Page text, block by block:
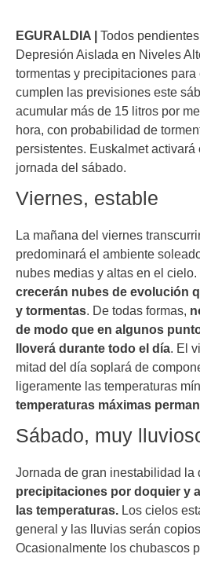
EGURALDIA | Todos
Depresión Aislada en Niveles
tormentas y precipitaciones
cumplen las previsiones este
acumular más de 15 litros por
hora, con probabilidad de
persistentes. Euskalmet
jornada del sábado.
Viernes, estable
La mañana del viernes
predominará el ambiente
nubes medias y altas en el cielo.
crecerán nubes de evolución
y tormentas. De todas formas,
de modo que en algunos
lloverá durante todo el día. El
mitad del día soplará de
ligeramente las temperaturas
temperaturas máximas
Sábado, muy
Jornada de gran inestabilidad la
precipitaciones por doquier y
las temperaturas. Los cielos
general y las lluvias serán
Ocasionalmente los chubascos